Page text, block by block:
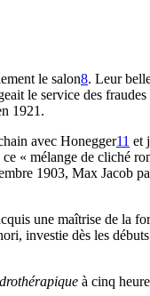
le salon8. Leur
le service des
1921.
avec Honegger11 et
ce « mélange de cliché
1903, Max Jacob
une maîtrise de la
investie dès les
à cinq